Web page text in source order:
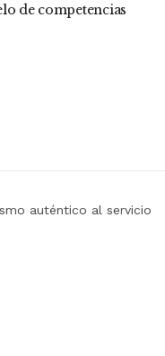
de competencias
auténtico al servicio